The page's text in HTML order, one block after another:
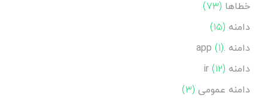
خطاها (۷۳)
دامنه (۱۵)
دامنه .app(۱)
دامنه ir (۱۲)
دامنه عمومی (۳)